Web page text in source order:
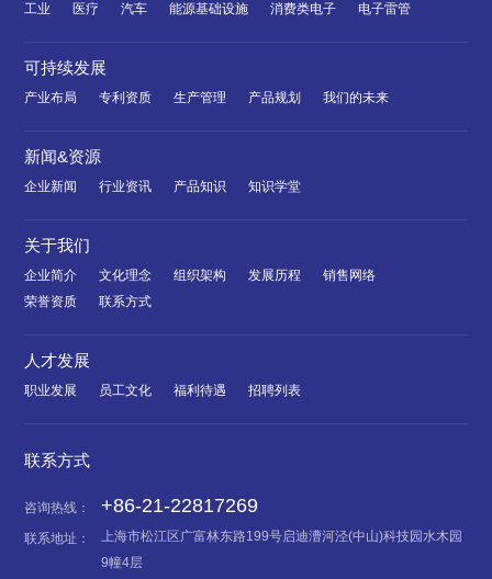
工业 医疗 汽车 能源基础设施 消费类电子 电子雷管
可持续发展
产业布局 专利资质 生产管理 产品规划 我们的未来
新闻&资源
企业新闻 行业资讯 产品知识 知识学堂
关于我们
企业简介 文化理念 组织架构 发展历程
销售网络
荣誉资质
联系方式
人才发展
职业发展 员工文化 福利待遇 招聘列表
联系方式
咨询热线： +86-21-22817269
联系地址：
上海市松江区广富林东路199号启迪漕河泾(中山)科技园水木园
9幢4层